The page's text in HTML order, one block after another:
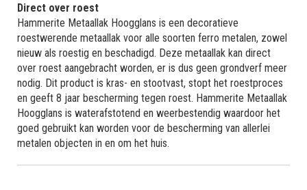
Direct over roest
Hammerite Metaallak Hoogglans is een decoratieve
roestwerende metaallak voor alle soorten ferro metalen, zowel
nieuw als roestig en beschadigd. Deze metaallak kan direct
over roest aangebracht worden, er is dus geen grondverf meer
nodig. Dit product is kras- en stootvast, stopt het roestproces
en geeft 8 jaar bescherming tegen roest. Hammerite Metaallak
Hoogglans is waterafstotend en weerbestendig waardoor het
goed gebruikt kan worden voor de bescherming van allerlei
metalen objecten in en om het huis.